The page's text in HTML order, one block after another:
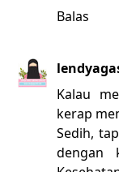
Balas
Kalau
kerap
Sedih,
dengan